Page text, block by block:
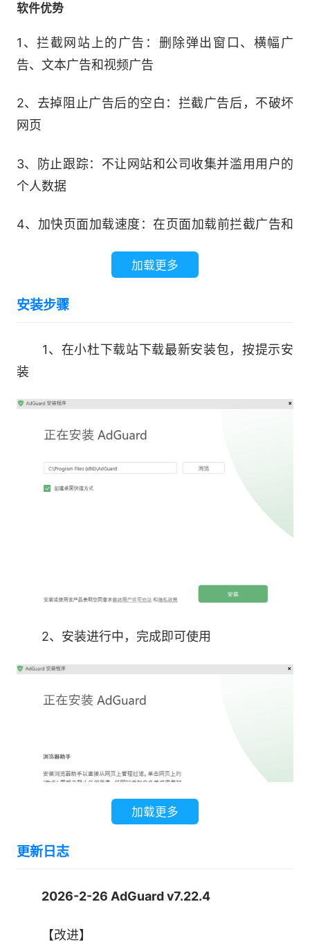
软件优势
1、拦截网站上的广告：删除弹出窗口、横幅广
告、文本广告和视频广告
2、去掉阻止广告后的空白：拦截广告后，不破坏
网页
3、防止跟踪：不让网站和公司收集并滥用用户的
个人数据
4、加快页面加载速度：在页面加载前拦截广告和
览器和应用程序中的广告、跟踪器和其他干扰
6、提供应用内的客户支持：可以通过应用程序联
系支持团
弹窗以及视频广告。
加载更多
安装步骤
1、在小杜下载站下载最新安装包，按提示安
装
2、安装进行中，完成即可使用
加载更多
更新日志
2026-2-26 AdGuard v7.22.4
【改进】